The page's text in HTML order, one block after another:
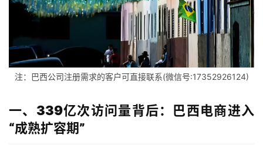
注：巴西公司注册需求的客户可直接联系(微信号:17352926124)
一、339亿次访问量背后：巴西电商进入
“成熟扩容期”